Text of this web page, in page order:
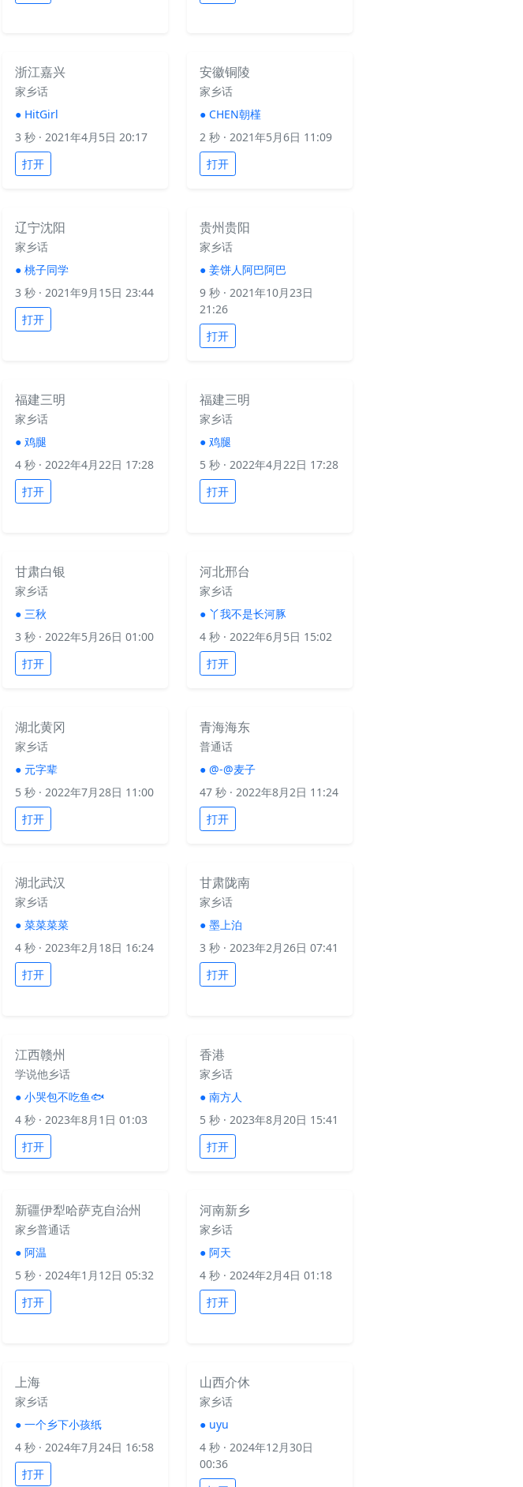
浙江嘉兴
家乡话
● HitGirl
3 秒 · 2021年4月5日 20:17
打开
安徽铜陵
家乡话
● CHEN朝槿
2 秒 · 2021年5月6日 11:09
打开
辽宁沈阳
家乡话
● 桃子同学
3 秒 · 2021年9月15日 23:44
打开
贵州贵阳
家乡话
● 姜饼人阿巴阿巴
9 秒 · 2021年10月23日
21:26
打开
福建三明
家乡话
● 鸡腿
4 秒 · 2022年4月22日 17:28
打开
福建三明
家乡话
● 鸡腿
5 秒 · 2022年4月22日 17:28
打开
甘肃白银
家乡话
● 三秋
3 秒 · 2022年5月26日 01:00
打开
河北邢台
家乡话
● 丫我不是长河豚
4 秒 · 2022年6月5日 15:02
打开
湖北黄冈
家乡话
● 元字辈
5 秒 · 2022年7月28日 11:00
打开
青海海东
普通话
● @-@麦子
47 秒 · 2022年8月2日 11:24
打开
湖北武汉
家乡话
● 菜菜菜菜
4 秒 · 2023年2月18日 16:24
打开
甘肃陇南
家乡话
● 墨上泊
3 秒 · 2023年2月26日 07:41
打开
江西赣州
学说他乡话
● 小哭包不吃鱼🐟
4 秒 · 2023年8月1日 01:03
打开
香港
家乡话
● 南方人
5 秒 · 2023年8月20日 15:41
打开
新疆伊犁哈萨克自治州
家乡普通话
● 阿温
5 秒 · 2024年1月12日 05:32
打开
河南新乡
家乡话
● 阿天
4 秒 · 2024年2月4日 01:18
打开
上海
家乡话
● 一个乡下小孩纸
4 秒 · 2024年7月24日 16:58
打开
山西介休
家乡话
● uyu
4 秒 · 2024年12月30日
00:36